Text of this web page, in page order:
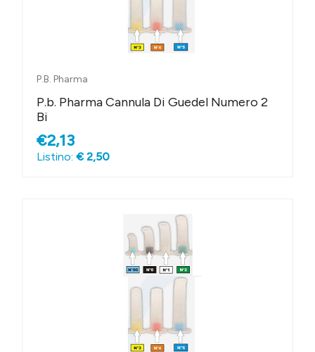
P.B. Pharma
P.b. Pharma Cannula Di Guedel Numero 2
Bi
€2,13
Listino: € 2,50